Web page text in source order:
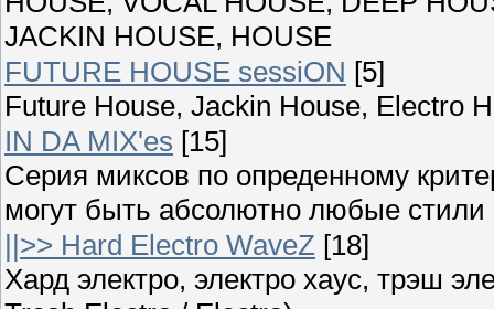
JACKIN HOUSE, HOUSE
FUTURE HOUSE sessiON [5]
Future House, Jackin House, Electro
IN DA MIX'es [15]
Серия миксов по опреденному
могут быть абсолютно любые стили
||>> Hard Electro WaveZ [18]
Хард электро, электро хаус, трэш